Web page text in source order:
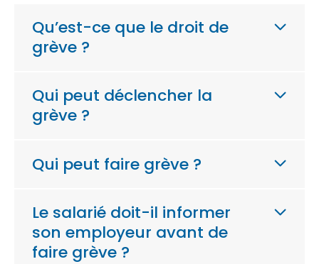
Qu’est-ce que le droit de
grève ?
Qui peut déclencher la
grève ?
Qui peut faire grève ?
Le salarié doit-il informer
son employeur avant de
faire grève ?